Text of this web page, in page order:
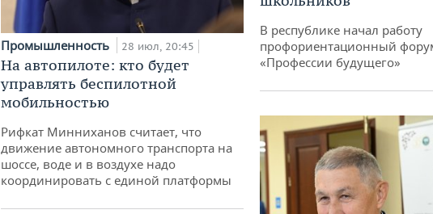
Промышленность 28 июл, 20:45
На автопилоте: кто будет
управлять беспилотной
мобильностью
Рифкат Минниханов считает, что
движение автономного транспорта на
шоссе, воде и в воздухе надо
координировать с единой платформы
В республике начал работу
профориентационный
«Профессии будущего»